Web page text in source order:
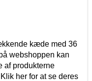
kæde med 36
webshoppen kan
af produkterne
her for at se deres